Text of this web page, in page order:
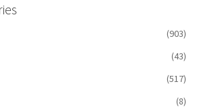
(903)
(43)
(517)
(8)